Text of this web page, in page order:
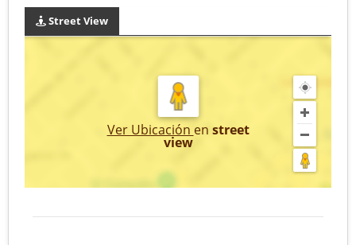
Street View
Ver Ubicación en street
view